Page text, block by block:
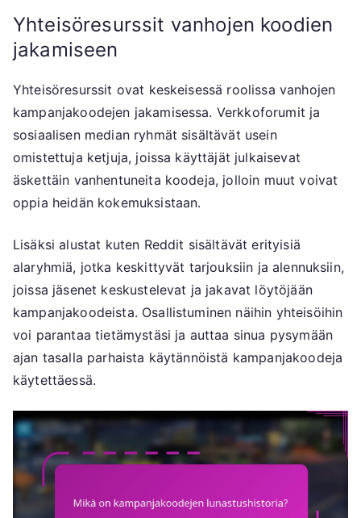
Yhteisöresurssit vanhojen koodien
jakamiseen
Yhteisöresurssit ovat keskeisessä roolissa vanhojen
kampanjakoodejen jakamisessa. Verkkoforumit ja
sosiaalisen median ryhmät sisältävät usein
omistettuja ketjuja, joissa käyttäjät julkaisevat
äskettäin vanhentuneita koodeja, jolloin muut voivat
oppia heidän kokemuksistaan.
Lisäksi alustat kuten Reddit sisältävät erityisiä
alaryhmiä, jotka keskittyvät tarjouksiin ja alennuksiin,
joissa jäsenet keskustelevat ja jakavat löytöjään
kampanjakoodeista. Osallistuminen näihin yhteisöihin
voi parantaa tietämystäsi ja auttaa sinua pysymään
ajan tasalla parhaista käytännöistä kampanjakoodeja
käytettäessä.